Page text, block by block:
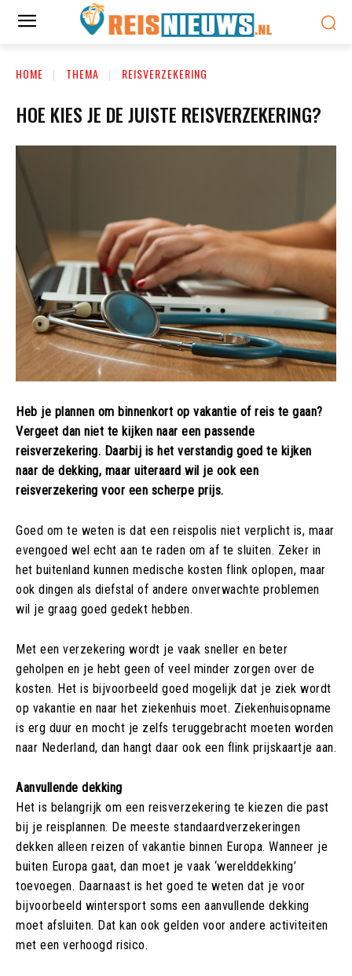
HOME THEMA REISVERZEKERING
HOE KIES JE DE JUISTE REISVERZEKERING?
Heb je plannen om binnenkort op vakantie of reis te gaan?
Vergeet dan niet te kijken naar een passende
reisverzekering. Daarbij is het verstandig goed te kijken
naar de dekking, maar uiteraard wil je ook een
reisverzekering voor een scherpe prijs.
Goed om te weten is dat een reispolis niet verplicht is, maar
evengoed wel echt aan te raden om af te sluiten. Zeker in
het buitenland kunnen medische kosten flink oplopen, maar
ook dingen als diefstal of andere onverwachte problemen
wil je graag goed gedekt hebben.
Met een verzekering wordt je vaak sneller en beter
geholpen en je hebt geen of veel minder zorgen over de
kosten. Het is bijvoorbeeld goed mogelijk dat je ziek wordt
op vakantie en naar het ziekenhuis moet. Ziekenhuisopname
is erg duur en mocht je zelfs teruggebracht moeten worden
naar Nederland, dan hangt daar ook een flink prijskaartje aan.
Aanvullende dekking
Het is belangrijk om een reisverzekering te kiezen die past
bij je reisplannen. De meeste standaardverzekeringen
dekken alleen reizen of vakantie binnen Europa. Wanneer je
buiten Europa gaat, dan moet je vaak ‘werelddekking’
toevoegen. Daarnaast is het goed te weten dat je voor
bijvoorbeeld wintersport soms een aanvullende dekking
moet afsluiten. Dat kan ook gelden voor andere activiteiten
met een verhoogd risico.